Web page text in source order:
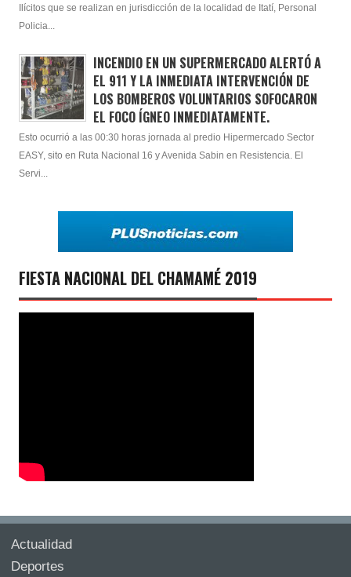
Ilícitos que se realizan en jurisdicción de la localidad de Itatí, Personal
Policia...
INCENDIO EN UN SUPERMERCADO ALERTÓ A
EL 911 Y LA INMEDIATA INTERVENCIÓN DE
LOS BOMBEROS VOLUNTARIOS SOFOCARON
EL FOCO ÍGNEO INMEDIATAMENTE.
Esto ocurrió a las 00:30 horas jornada al predio Hipermercado Sector
EASY, sito en Ruta Nacional 16 y Avenida Sabin en Resistencia. El
Servi...
FIESTA NACIONAL DEL CHAMAMÉ 2019
Actualidad
Deportes